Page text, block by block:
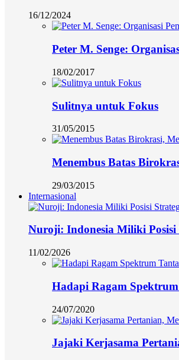
16/12/2024
Peter M. Senge:
18/02/2017
Sulitnya untuk Fokus
31/05/2015
Menembus Batas
29/03/2015
Internasional
Nuroji: Indonesia Miliki Posisi
11/02/2026
Hadapi Ragam
24/07/2020
Jajaki Kerjasama